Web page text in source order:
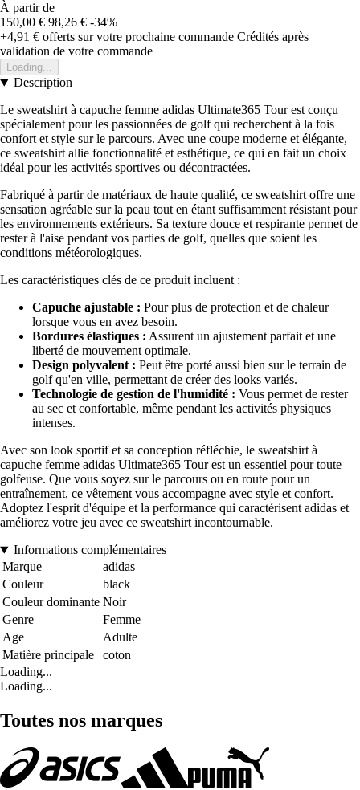
À partir de
150,00 € 98,26 € -34%
+4,91 € offerts sur votre prochaine commande Crédités après
validation de votre commande
Loading...
Description
Le sweatshirt à capuche femme adidas Ultimate365 Tour est conçu
spécialement pour les passionnées de golf qui recherchent à la fois
confort et style sur le parcours. Avec une coupe moderne et élégante,
ce sweatshirt allie fonctionnalité et esthétique, ce qui en fait un choix
idéal pour les activités sportives ou décontractées.
Fabriqué à partir de matériaux de haute qualité, ce sweatshirt offre une
sensation agréable sur la peau tout en étant suffisamment résistant pour
les environnements extérieurs. Sa texture douce et respirante permet de
rester à l'aise pendant vos parties de golf, quelles que soient les
conditions météorologiques.
Les caractéristiques clés de ce produit incluent :
Capuche ajustable : Pour plus de protection et de chaleur
lorsque vous en avez besoin.
Bordures élastiques : Assurent un ajustement parfait et une
liberté de mouvement optimale.
Design polyvalent : Peut être porté aussi bien sur le terrain de
golf qu'en ville, permettant de créer des looks variés.
Technologie de gestion de l'humidité : Vous permet de rester
au sec et confortable, même pendant les activités physiques
intenses.
Avec son look sportif et sa conception réfléchie, le sweatshirt à
capuche femme adidas Ultimate365 Tour est un essentiel pour toute
golfeuse. Que vous soyez sur le parcours ou en route pour un
entraînement, ce vêtement vous accompagne avec style et confort.
Adoptez l'esprit d'équipe et la performance qui caractérisent adidas et
améliorez votre jeu avec ce sweatshirt incontournable.
Informations complémentaires
Marque
adidas
Couleur
black
Couleur dominante Noir
Genre
Femme
Age
Adulte
Matière principale
coton
Loading...
Loading...
Toutes nos marques